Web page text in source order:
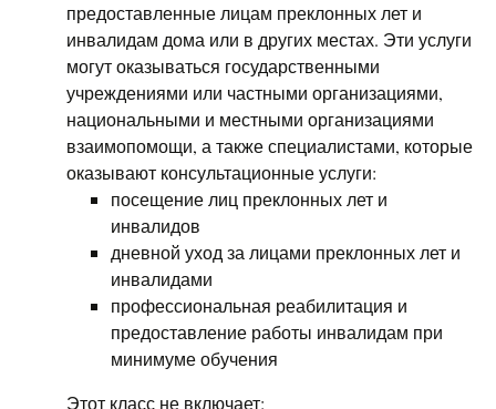
предоставленные лицам преклонных лет и
инвалидам дома или в других местах. Эти услуги
могут оказываться государственными
учреждениями или частными организациями,
национальными и местными организациями
взаимопомощи, а также специалистами, которые
оказывают консультационные услуги:
посещение лиц преклонных лет и
инвалидов
дневной уход за лицами преклонных лет и
инвалидами
профессиональная реабилитация и
предоставление работы инвалидам при
минимуме обучения
Этот класс не включает: